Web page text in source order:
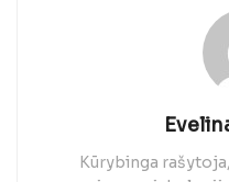
Kūrybinga